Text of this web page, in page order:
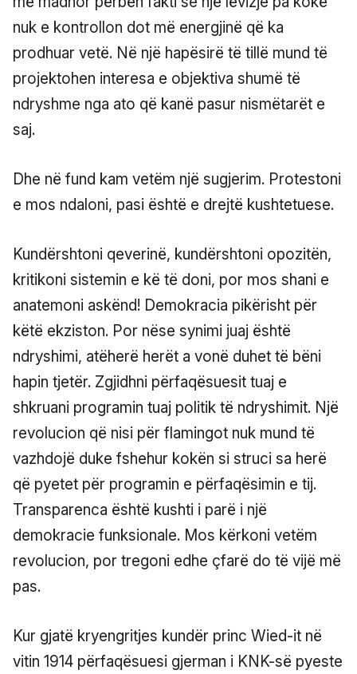
nuk e kontrollon dot më energjinë që ka
prodhuar vetë. Në një hapësirë të tillë mund të
projektohen interesa e objektiva shumë të
ndryshme nga ato që kanë pasur nismëtarët e
saj.
Dhe në fund kam vetëm një sugjerim. Protestoni
e mos ndaloni, pasi është e drejtë kushtetuese.
Kundërshtoni qeverinë, kundërshtoni opozitën,
kritikoni sistemin e kë të doni, por mos shani e
anatemoni askënd! Demokracia pikërisht për
këtë ekziston. Por nëse synimi juaj është
ndryshimi, atëherë herët a vonë duhet të bëni
hapin tjetër. Zgjidhni përfaqësuesit tuaj e
shkruani programin tuaj politik të ndryshimit. Një
revolucion që nisi për flamingot nuk mund të
vazhdojë duke fshehur kokën si struci sa herë
që pyetet për programin e përfaqësimin e tij.
Transparenca është kushti i parë i një
demokracie funksionale. Mos kërkoni vetëm
revolucion, por tregoni edhe çfarë do të vijë më
pas.
Kur gjatë kryengritjes kundër princ Wied-it në
vitin 1914 përfaqësuesi gjerman i KNK-së pyeste